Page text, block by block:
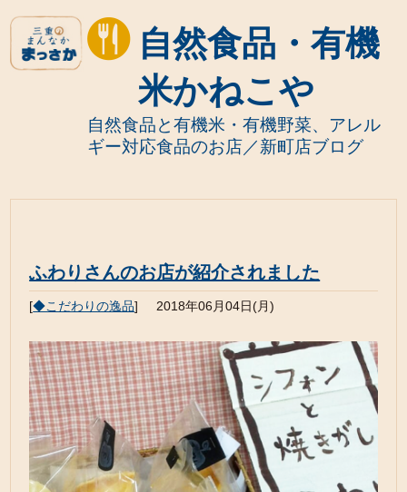
自然食品・有機
米かねこや
自然食品と有機米・有機野菜、アレル
ギー対応食品のお店／新町店ブログ
ふわりさんのお店が紹介されました
[◆こだわりの逸品] 2018年06月04日(月)